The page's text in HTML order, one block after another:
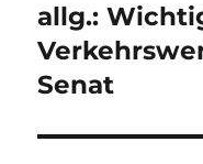
Vorheriger
Beitrag:
allg.:
Senat